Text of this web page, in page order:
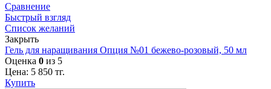
Сравнение
Быстрый взгляд
Список желаний
Закрыть
Гель для наращивания Опция №01 бежево-розовый, 50 мл
Оценка 0 из 5
Цена: 5 850 тг.
Купить